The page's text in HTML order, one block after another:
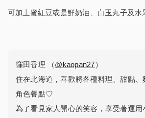
可加上蜜紅豆或是鮮奶油、白玉丸子及水
窪田香理 （@kaopan27）
住在北海道，喜歡將各種料理、甜點、
角色餐點♡
為了看見家人開心的笑容，享受著運用